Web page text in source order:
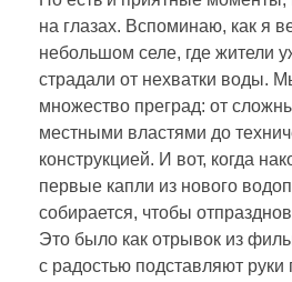
на глазах. Вспоминаю, как я
небольшом селе, где жители
страдали от нехватки воды.
множество преград: от
местными властями до
конструкцией. И вот, когда
первые капли из нового
собирается, чтобы
Это было как отрывок из
с радостью подставляют руки